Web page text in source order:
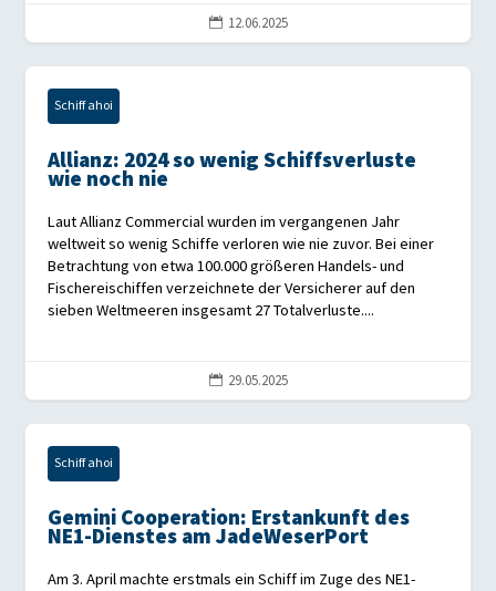
 12.06.2025
Schiff ahoi
Allianz: 2024 so wenig Schiffsverluste
wie noch nie
Laut Allianz Commercial wurden im vergangenen Jahr
weltweit so wenig Schiffe verloren wie nie zuvor. Bei einer
Betrachtung von etwa 100.000 größeren Handels- und
Fischereischiffen verzeichnete der Versicherer auf den
sieben Weltmeeren insgesamt 27 Totalverluste....
 29.05.2025
Schiff ahoi
Gemini Cooperation: Erstankunft des
NE1-Dienstes am JadeWeserPort
Am 3. April machte erstmals ein Schiff im Zuge des NE1-